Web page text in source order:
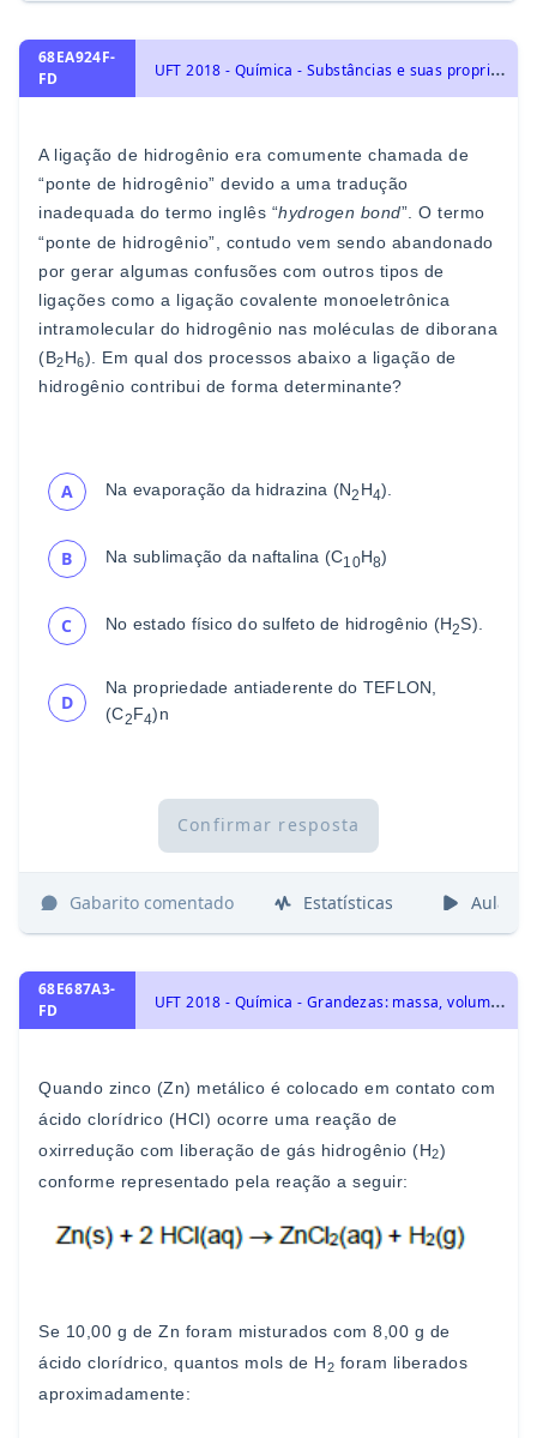
68EA924F-
FD
U
FT 2018 - Química - Substâncias e suas propriedades, Interações Atômicas: Geometria Molecular, Polaridade da ligação e da Molécula, Forças Intermoleculares e Número de Oxidação.
A ligação de hidrogênio era comumente chamada de
“ponte de hidrogênio” devido a uma tradução
inadequada do termo inglês “hydrogen bond” . O termo
“ponte de hidrogênio”, contudo vem sendo abandonado
por gerar algumas confusões com outros tipos de
ligações como a ligação covalente monoeletrônica
intramolecular do hidrogênio nas moléculas de diborana
(B2H6) Em qual dos processos abaixo a ligação de
hidrogênio contribui de forma determinante?
A Na evaporação da hidrazina (N2 H4).
B Na sublimação da naftalina (C10H8)
C No estado físico do sulfeto de hidrogênio (H2S).
D
Na propriedade antiaderente do TEFLON,
(C2F4)n
Confirmar resposta
Gabarito comentado Estatísticas Aulas
68E687A3-
FD
U
FT 2018 - Química - Grandezas: massa, volume, mol, massa molar, constante de Avogadro e Estequiometria., Transformações Químicas: elementos químicos, tabela periódica e reações químicas, Fórmulas, Balanceamento e Leis ponderais das reações químicas, Transformações Químicas, Representação das transformações químicas
Quando zinco (Zn) metálico é colocado em contato com
ácido clorídrico (HCl) ocorre uma reação de
oxirredução com liberação de gás hidrogênio (H2)
conforme representado pela reação a seguir:
Se 10,00 g de Zn foram misturados com 8,00 g de
ácido clorídrico, quantos mols de H2 foram liberados
aproximadamente: